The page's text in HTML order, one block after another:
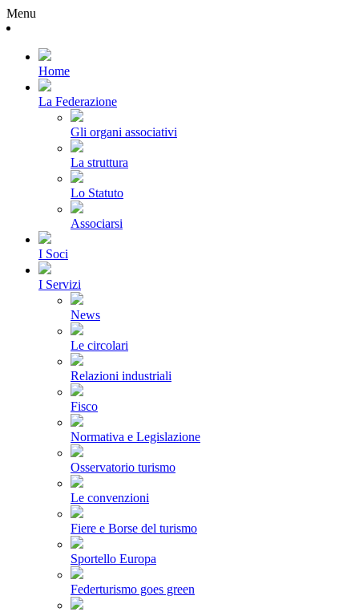
Menu
Home
La Federazione
Gli organi associativi
La struttura
Lo Statuto
Associarsi
I Soci
I Servizi
News
Le circolari
Relazioni industriali
Fisco
Normativa e Legislazione
Osservatorio turismo
Le convenzioni
Fiere e Borse del turismo
Sportello Europa
Federturismo goes green